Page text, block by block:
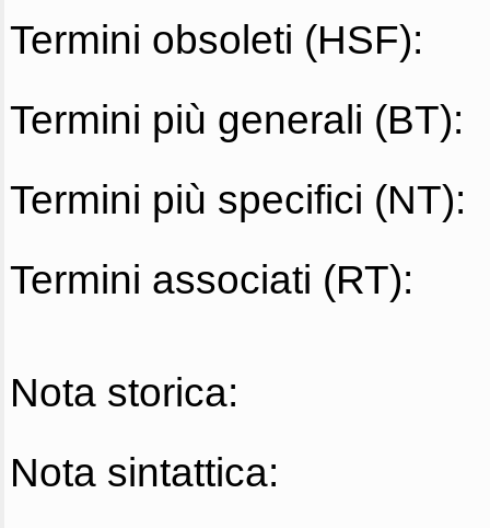
Termini obsoleti (HSF):
Termini più generali (BT):
Termini più specifici (NT):
Termini associati (RT):
Nota storica:
Nota sintattica: